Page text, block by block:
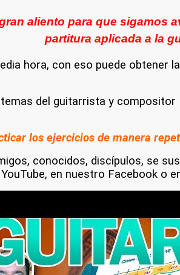
aliento para que sigamos
partitura aplicada a la
hora, con eso puede obtener
del guitarrista y
los ejercicios de manera
conocidos, discípulos, se
en nuestro Facebook o